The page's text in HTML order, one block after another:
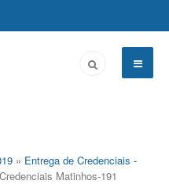
» Entrega de Credenciais -
Matinhos-191